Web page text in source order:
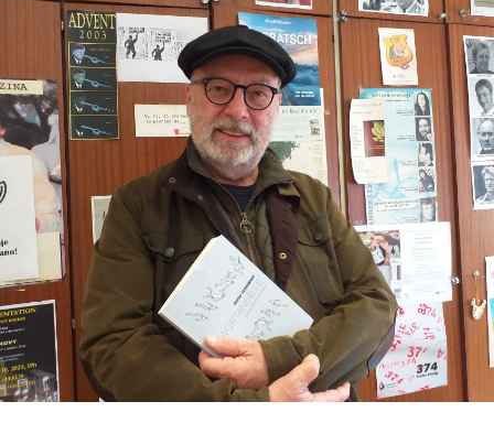
GEMEINSAM - SKUPNO
KONTAKT
Viktringer Ring 26, 9020 Celovec
office@mohorjeva.at